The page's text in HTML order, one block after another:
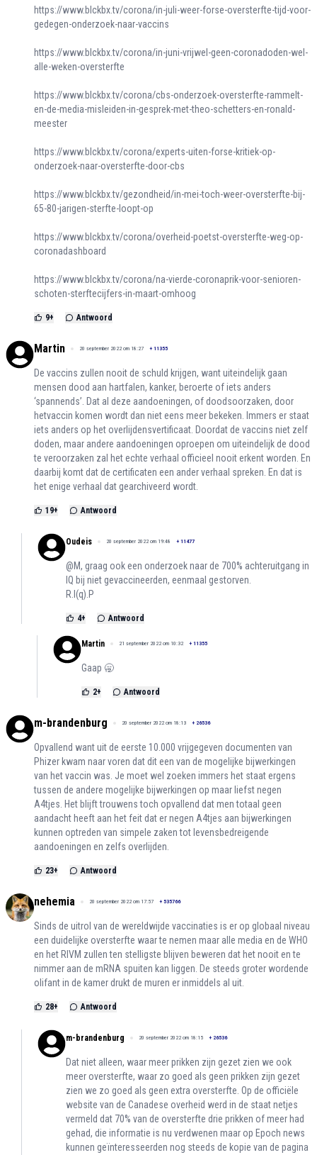
https://www.blckbx.tv/corona/in-juli-weer-forse-oversterfte-tijd-voor-
gedegen-onderzoek-naar-vaccins
https://www.blckbx.tv/corona/in-juni-vrijwel-geen-coronadoden-wel-
alle-weken-oversterfte
https://www.blckbx.tv/corona/cbs-onderzoek-oversterfte-rammelt-
en-de-media-misleiden-in-gesprek-met-theo-schetters-en-ronald-
meester
https://www.blckbx.tv/corona/experts-uiten-forse-kritiek-op-
onderzoek-naar-oversterfte-door-cbs
https://www.blckbx.tv/gezondheid/in-mei-toch-weer-oversterfte-bij-
65-80-jarigen-sterfte-loopt-op
https://www.blckbx.tv/corona/overheid-poetst-oversterfte-weg-op-
coronadashboard
https://www.blckbx.tv/corona/na-vierde-coronaprik-voor-senioren-
schoten-sterftecijfers-in-maart-omhoog
9+ Antwoord
Martin 20 september 2022 om 18:27 + 11355
De vaccins zullen nooit de schuld krijgen, want uiteindelijk gaan
mensen dood aan hartfalen, kanker, beroerte of iets anders
‘spannends’. Dat al deze aandoeningen, of doodsoorzaken, door
hetvaccin komen wordt dan niet eens meer bekeken. Immers er staat
iets anders op het overlijdensvertificaat. Doordat de vaccins niet zelf
doden, maar andere aandoeningen oproepen om uiteindelijk de dood
te veroorzaken zal het echte verhaal officieel nooit erkent worden. En
daarbij komt dat de certificaten een ander verhaal spreken. En dat is
het enige verhaal dat gearchiveerd wordt.
19+ Antwoord
Oudeis 20 september 2022 om 19:48 + 11477
@M, graag ook een onderzoek naar de 700% achteruitgang in
IQ bij niet gevaccineerden, eenmaal gestorven.
R.I(q).P
4+ Antwoord
Martin 21 september 2022 om 10:32 + 11355
Gaap 🥱
2+ Antwoord
m-brandenburg 20 september 2022 om 18:13 + 26536
Opvallend want uit de eerste 10.000 vrijgegeven documenten van
Phizer kwam naar voren dat dit een van de mogelijke bijwerkingen
van het vaccin was. Je moet wel zoeken immers het staat ergens
tussen de andere mogelijke bijwerkingen op maar liefst negen
A4tjes. Het blijft trouwens toch opvallend dat men totaal geen
aandacht heeft aan het feit dat er negen A4tjes aan bijwerkingen
kunnen optreden van simpele zaken tot levensbedreigende
aandoeningen en zelfs overlijden.
23+ Antwoord
nehemia 20 september 2022 om 17:57 + 535766
Sinds de uitrol van de wereldwijde vaccinaties is er op globaal niveau
een duidelijke oversterfte waar te nemen maar alle media en de WHO
en het RIVM zullen ten stelligste blijven beweren dat het nooit en te
nimmer aan de mRNA spuiten kan liggen. De steeds groter wordende
olifant in de kamer drukt de muren er inmiddels al uit.
28+ Antwoord
m-brandenburg 20 september 2022 om 18:15 + 26536
Dat niet alleen, waar meer prikken zijn gezet zien we ook
meer oversterfte, waar zo goed als geen prikken zijn gezet
zien we zo goed als geen extra oversterfte. Op de officiële
website van de Canadese overheid werd in de staat netjes
vermeld dat 70% van de oversterfte drie prikken of meer had
gehad, die informatie is nu verdwenen maar op Epoch news
kunnen geïnteresseerden nog steeds de kopie van de pagina